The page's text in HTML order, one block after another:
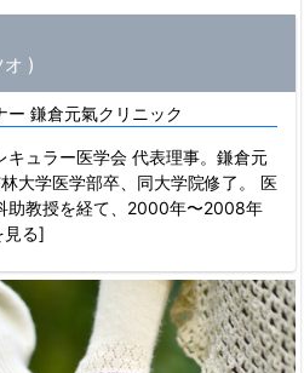
)
ー 鎌倉元氣クリニック
キュラー医学会 代表理事。鎌倉元
大学医学部卒、同大学院修了。 医
助教授を経て、2000年〜2008年
見る]